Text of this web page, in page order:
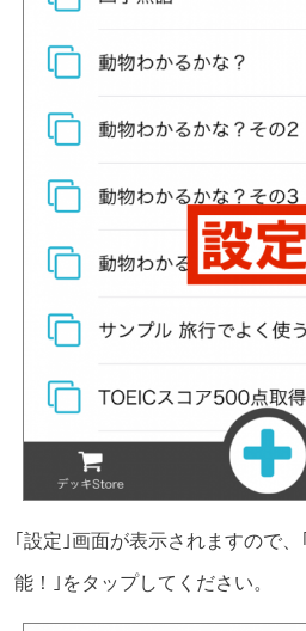
｢設定｣画面が表示されますので
能！｣をタップしてください。